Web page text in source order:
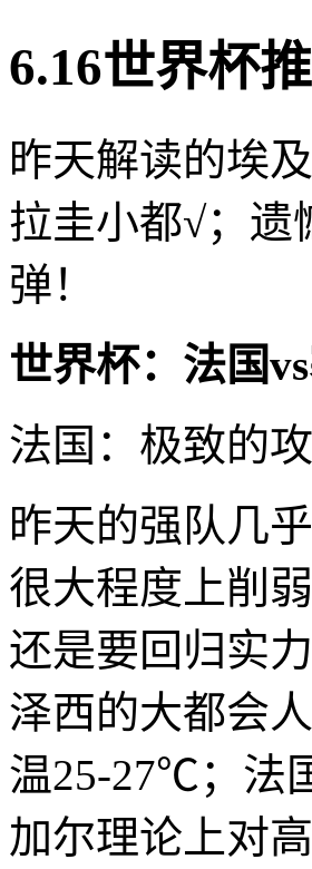
6.16世界杯
昨天解读的埃
拉圭小都√；遗
弹！
世界杯：法国
法国：极致的
昨天的强队几
很大程度上削
还是要回归实
泽西的大都会
温25-27℃；法
加尔理论上对